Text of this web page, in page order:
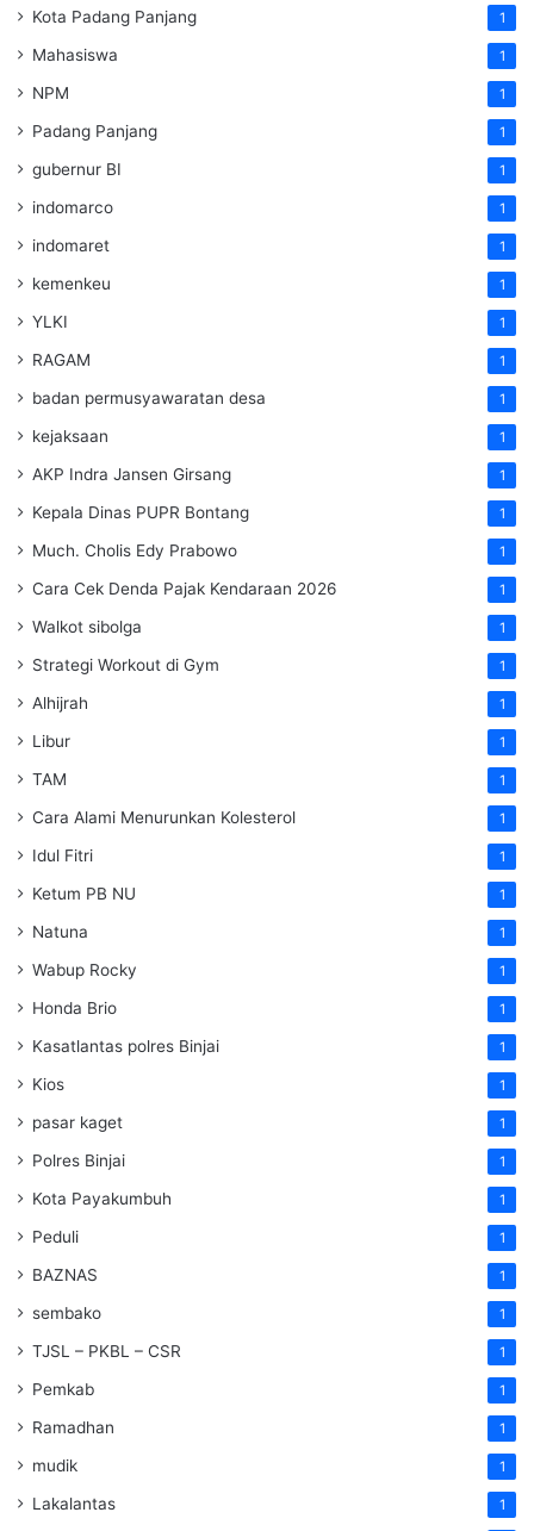
Kota Padang Panjang 1
Mahasiswa 1
NPM 1
Padang Panjang 1
gubernur BI 1
indomarco 1
indomaret 1
kemenkeu 1
YLKI 1
RAGAM 1
badan permusyawaratan desa 1
kejaksaan 1
AKP Indra Jansen Girsang 1
Kepala Dinas PUPR Bontang 1
Much. Cholis Edy Prabowo 1
Cara Cek Denda Pajak Kendaraan 2026 1
Walkot sibolga 1
Strategi Workout di Gym 1
Alhijrah 1
Libur 1
TAM 1
Cara Alami Menurunkan Kolesterol 1
Idul Fitri 1
Ketum PB NU 1
Natuna 1
Wabup Rocky 1
Honda Brio 1
Kasatlantas polres Binjai 1
Kios 1
pasar kaget 1
Polres Binjai 1
Kota Payakumbuh 1
Peduli 1
BAZNAS 1
sembako 1
TJSL – PKBL – CSR 1
Pemkab 1
Ramadhan 1
mudik 1
Lakalantas 1